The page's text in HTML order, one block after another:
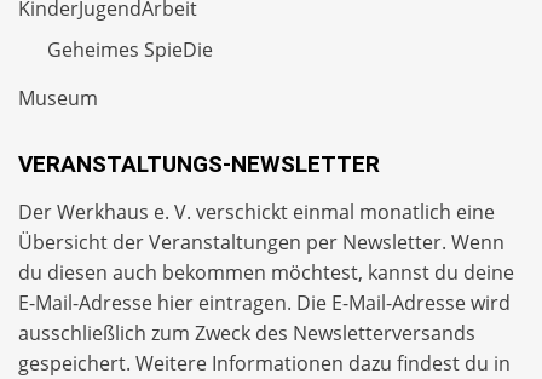
KinderJugendArbeit
Geheimes SpieDie
Museum
VERANSTALTUNGS-NEWSLETTER
Der Werkhaus e. V. verschickt einmal monatlich eine
Übersicht der Veranstaltungen per Newsletter. Wenn
du diesen auch bekommen möchtest, kannst du deine
E-Mail-Adresse hier eintragen. Die E-Mail-Adresse wird
ausschließlich zum Zweck des Newsletterversands
gespeichert. Weitere Informationen dazu findest du in